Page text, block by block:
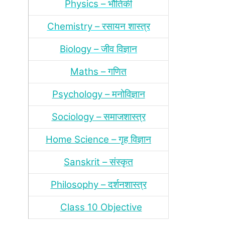
Physics – भौतिकी
Chemistry – रसायन शास्‍त्र
Biology – जीव विज्ञान
Maths – गणित
Psychology – मनोविज्ञान
Sociology – समाजशास्‍त्र
Home Science – गृह विज्ञान
Sanskrit – संस्‍कृत
Philosophy – दर्शनशास्‍त्र
Class 10 Objective